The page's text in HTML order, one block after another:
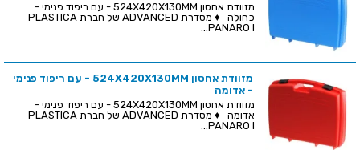
מזוודת אחסון 524X420X130MM - עם ריפוד פנימי -
כחולה ♦ מסדרת ADVANCED של חברת PLASTICA
PANARO I...
מזוודת אחסון 524X420X130MM - עם ריפוד פנימי
- אדומה
מזוודת אחסון 524X420X130MM - עם ריפוד פנימי -
אדומה ♦ מסדרת ADVANCED של חברת PLASTICA
PANARO I...